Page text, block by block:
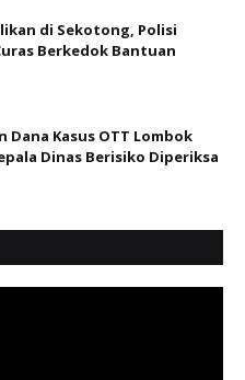
di Sekotong, Polisi
Berkedok Bantuan
Dana Kasus OTT Lombok
Dinas Berisiko Diperiksa